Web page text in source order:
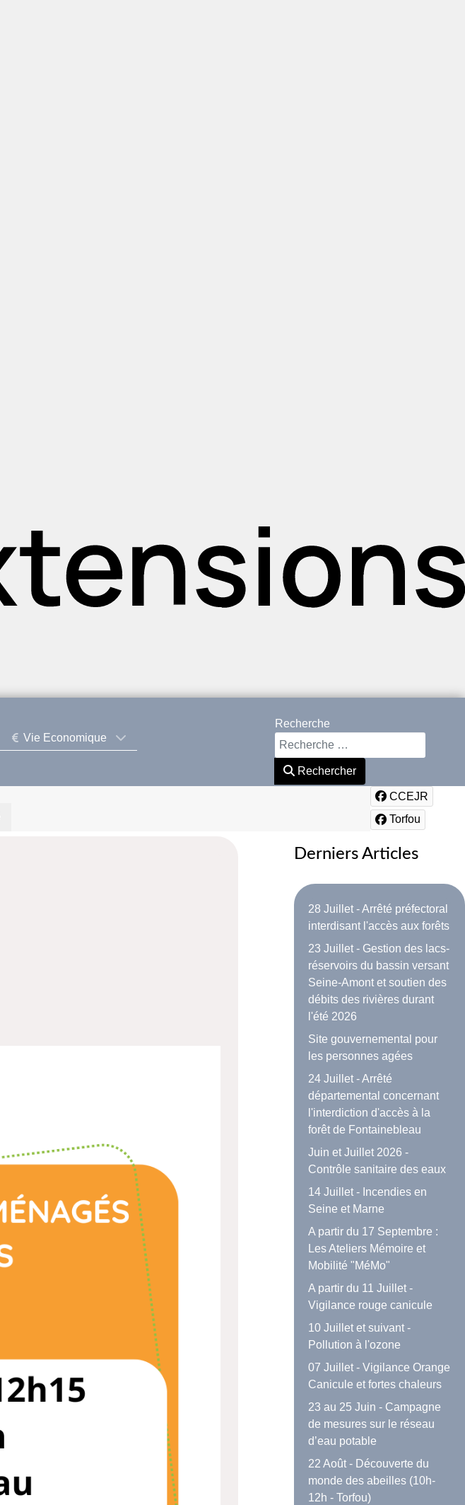
Vie Economique
Recherche
Rechercher
CCEJR
Torfou
Derniers Articles
28 Juillet - Arrêté préfectoral
interdisant l'accès aux forêts
23 Juillet - Gestion des lacs-
réservoirs du bassin versant
Seine-Amont et soutien des
débits des rivières durant
l'été 2026
Site gouvernemental pour
les personnes agées
24 Juillet - Arrêté
départemental concernant
l'interdiction d'accès à la
forêt de Fontainebleau
Juin et Juillet 2026 -
Contrôle sanitaire des eaux
14 Juillet - Incendies en
Seine et Marne
A partir du 17 Septembre :
Les Ateliers Mémoire et
Mobilité "MéMo"
A partir du 11 Juillet -
Vigilance rouge canicule
10 Juillet et suivant -
Pollution à l'ozone
07 Juillet - Vigilance Orange
Canicule et fortes chaleurs
23 au 25 Juin - Campagne
de mesures sur le réseau
d’eau potable
22 Août - Découverte du
monde des abeilles (10h-
12h - Torfou)